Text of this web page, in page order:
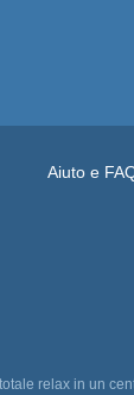
Aiuto e
relax in un